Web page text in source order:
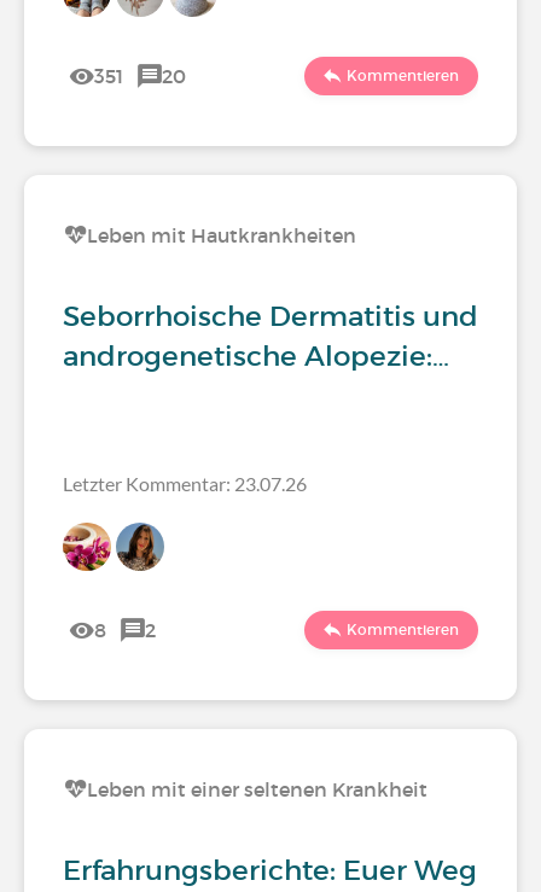
351 20 Kommentieren
Leben mit Hautkrankheiten
Seborrhoische Dermatitis und
androgenetische Alopezie:…
Letzter Kommentar: 23.07.26
8 2 Kommentieren
Leben mit einer seltenen Krankheit
Erfahrungsberichte: Euer Weg